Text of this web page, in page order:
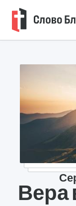
Вера